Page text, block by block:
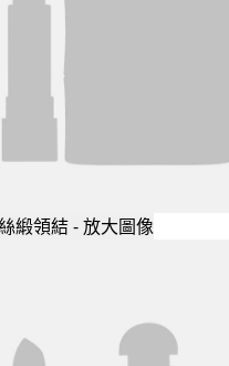
緞領結 - 放大圖像